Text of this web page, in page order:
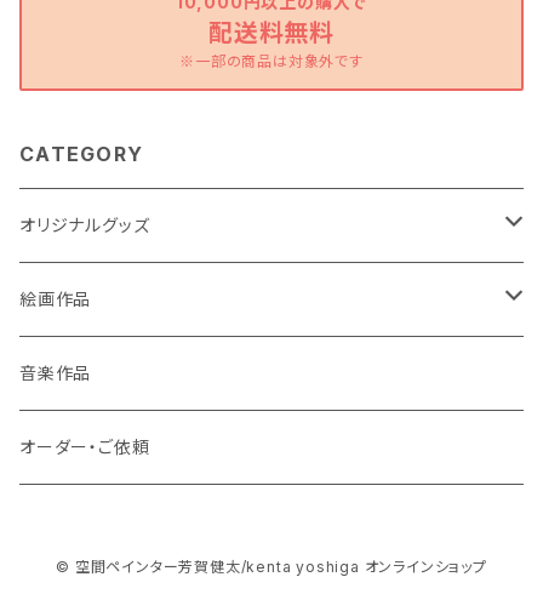
配送料無料
※一部の商品は対象外です
CATEGORY
オリジナルグッズ
ポストカード
缶バッチ
ストラップ
絵画作品
原画作品
風景画
複製画作品
音楽作品
オーダー・ご依頼
© 空間ペインター芳賀健太/kenta yoshiga オンラインショップ